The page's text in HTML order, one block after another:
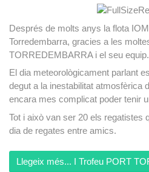
Després de molts anys la flota
Torredembarra, gracies a les
TORREDEMBARRA i el seu equip.
El dia meteorològicament parlant
degut a la inestabilitat atmosfèrica
encara mes complicat poder tenir
Tot i això van ser 20 els regatistes
dia de regates entre amics.
Llegeix més... I Trofeu PORT